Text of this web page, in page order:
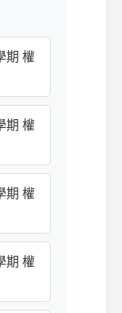
期 權
期 權
期 權
期 權